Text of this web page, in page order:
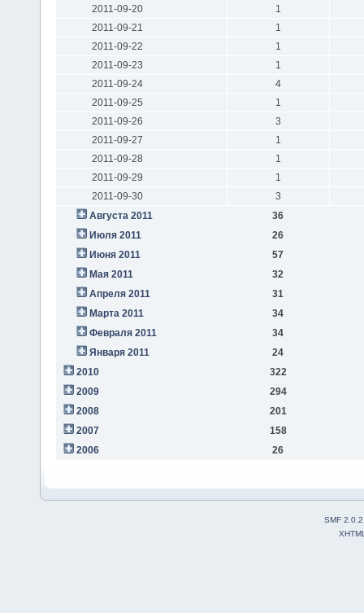
2011-09-20
1
2011-09-21
1
2011-09-22
1
2011-09-23
1
2011-09-24
4
2011-09-25
1
2011-09-26
3
2011-09-27
1
2011-09-28
1
2011-09-29
1
2011-09-30
3
Августа 2011
36
Июля 2011
26
Июня 2011
57
Мая 2011
32
Апреля 2011
31
Марта 2011
34
Февраля 2011
34
Января 2011
24
2010
322
2009
294
2008
201
2007
158
2006
26
SMF 2.0.2